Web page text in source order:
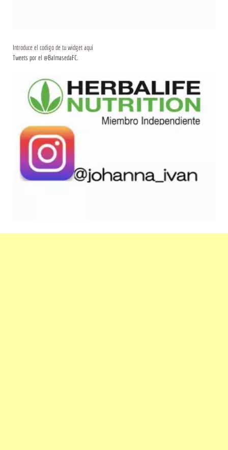
Introduce el codigo de tu widget aqui
Tweets por el @BalmasedaFC.